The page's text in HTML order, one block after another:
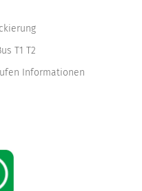
T1 T2
Informationen